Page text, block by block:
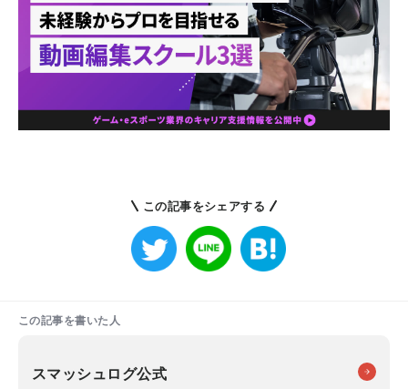
この記事をシェアする
この記事を書いた人
スマッシュログ公式